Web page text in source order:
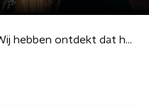
Kluun en Giphart: "Wij hebben ontdekt dat het Nederlands elftal vroeger erg agressief was"